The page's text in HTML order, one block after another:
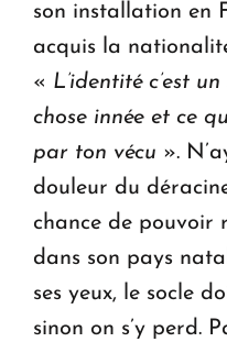
son installation en
acquis la
« L’identité c’est
chose innée et ce
par ton vécu ».
douleur du
chance de pouvoir
dans son pays
ses yeux, le socle
sinon on s’y perd.